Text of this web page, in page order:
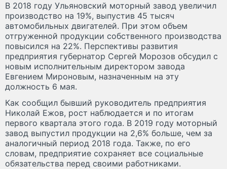
В 2018 году Ульяновский моторный завод увеличил
производство на 19%, выпустив 45 тысяч
автомобильных двигателей. При этом объем
отгруженной продукции собственного производства
повысился на 22%. Перспективы развития
предприятия губернатор Сергей Морозов обсудил с
новым исполнительным директором завода
Евгением Мироновым, назначенным на эту
должность 6 мая.
Как сообщил бывший руководитель предприятия
Николай Ежов, рост наблюдается и по итогам
первого квартала этого года. В 2019 году моторный
завод выпустил продукции на 2,6% больше, чем за
аналогичный период 2018 года. Также, по его
словам, предприятие сохраняет все социальные
обязательства перед своими работниками.